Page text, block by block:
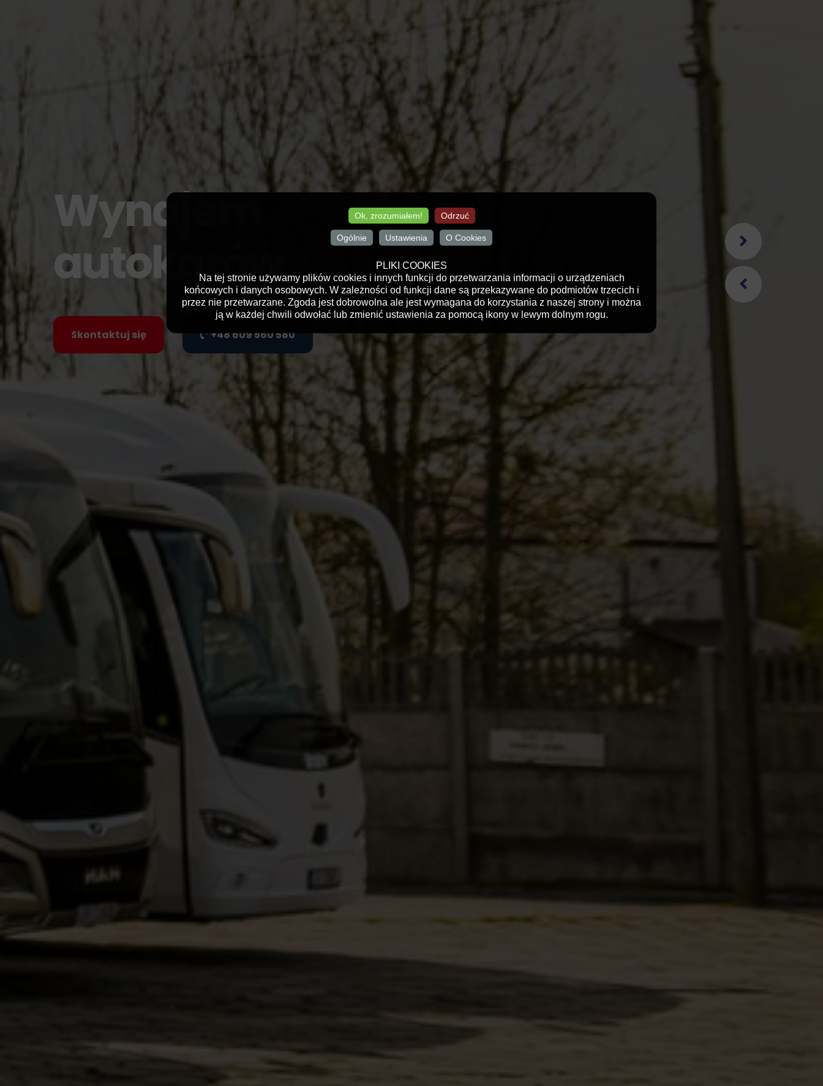
.
+48 609 560 580
PLIKI COOKIES
Na tej stronie używamy plików cookies i innych funkcji do przetwarzania informacji o urządzeniach
końcowych i danych osobowych. W zależności od funkcji dane są przekazywane do podmiotów trzecich i
przez nie przetwarzane. Zgoda jest dobrowolna ale jest wymagana do korzystania z naszej strony i można
ją w każdej chwili odwołać lub zmienić ustawienia za pomocą ikony w lewym dolnym rogu.
Ok, zrozumiałem! Odrzuć
Ogólnie Ustawienia O Cookies